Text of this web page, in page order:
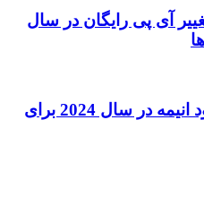
آی پی رایگان در سال
بهترین برنامه های دانلود انیمه در سال 2024 برای